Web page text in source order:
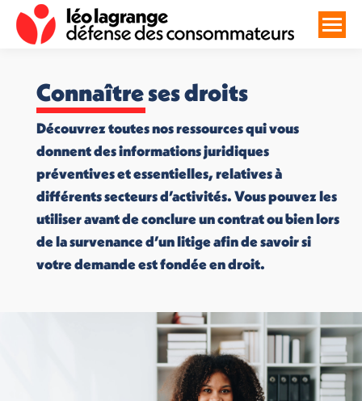
Connaître ses droits
Découvrez toutes nos ressources qui vous
donnent des informations juridiques
préventives et essentielles, relatives à
différents secteurs d’activités. Vous pouvez les
utiliser avant de conclure un contrat ou bien lors
de la survenance d’un litige afin de savoir si
votre demande est fondée en droit.